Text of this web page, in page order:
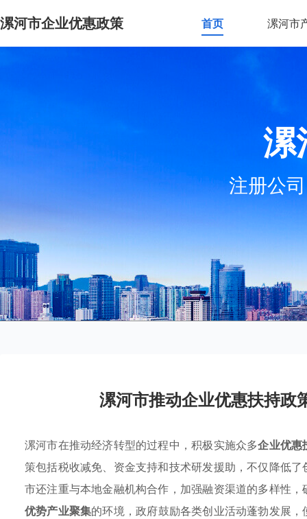
漯河市企业优惠政策 首页 漯河市
漯
注册公
漯河市推动企业优惠扶持政
漯河市在推动经济转型的过程中，积极实施众多企业优惠
策包括税收减免、资金支持和技术研发援助，不仅降低
市还注重与本地金融机构合作，加强融资渠道的多样性
优势产业聚集的环境，政府鼓励各类创业活动蓬勃发展